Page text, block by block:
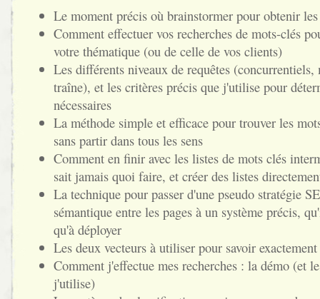
Le moment précis où brainstormer pour obtenir
Comment effectuer vos recherches de mots-clés
votre thématique (ou de celle de vos clients)
Les différents niveaux de requêtes (concurrentiels,
traîne), et les critères précis que j'utilise pour
nécessaires
La méthode simple et efficace pour trouver les
sans partir dans tous les sens
Comment en finir avec les listes de mots clés
sait jamais quoi faire, et créer des listes
La technique pour passer d'une pseudo stratégie
sémantique entre les pages à un système précis,
qu'à déployer
Les deux vecteurs à utiliser pour savoir
Comment j'effectue mes recherches : la démo (et
j'utilise)